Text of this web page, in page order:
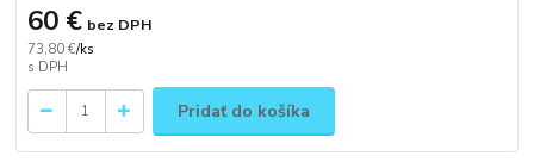
73,80 €/ks
60 € bez DPH
Pridať do košíka